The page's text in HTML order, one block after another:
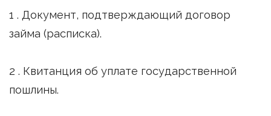
1 . Документ, подтверждающий договор
займа (расписка).
2 . Квитанция об уплате государственной
пошлины.